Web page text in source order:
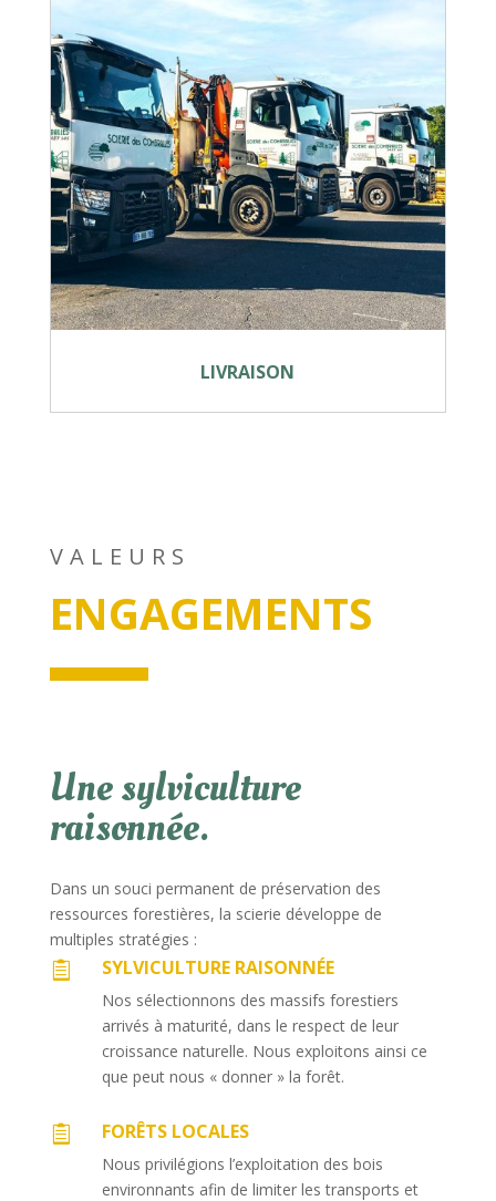
LIVRAISON
VALEURS
ENGAGEMENTS
Une sylviculture
raisonnée.
Dans un souci permanent de préservation des
ressources forestières, la scierie développe de
multiples stratégies :
 SYLVICULTURE RAISONNÉE
Nos sélectionnons des massifs forestiers
arrivés à maturité, dans le respect de leur
croissance naturelle. Nous exploitons ainsi ce
que peut nous « donner » la forêt.
 FORÊTS LOCALES
Nous privilégions l’exploitation des bois
environnants afin de limiter les transports et